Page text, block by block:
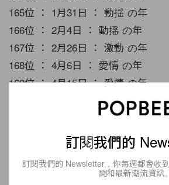
165位 ： 1月31日 ： 動揺 の年
166位 ： 2月4日 ： 動揺 の年
167位 ： 2月26日 ： 激動 の年
168位 ： 4月6日 ： 愛情 の年
169位 ： 4月15日 ： 愛情 の年
170位 ： 4月27日 ： 完結 の年
171位 ： 5月8日 ： 完結 の年
172位 ： 5月17日 ： 完結 の年
173位 ： 5月22日 ： 変化 の年
174位 ： 5月31日 ： 変化 の年
訂閱我們的
訂閱我們的 Newsletter，你每週都會收
聞和最新潮流資訊。